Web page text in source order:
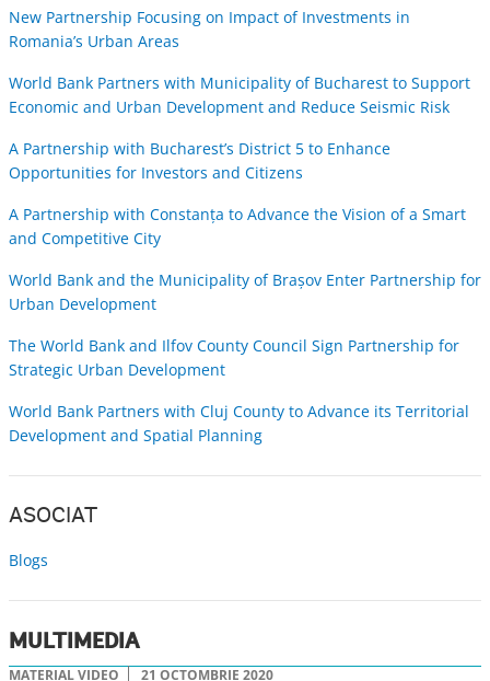
New Partnership Focusing on Impact of Investments in
Romania’s Urban Areas
World Bank Partners with Municipality of Bucharest to Support
Economic and Urban Development and Reduce Seismic Risk
A Partnership with Bucharest’s District 5 to Enhance
Opportunities for Investors and Citizens
A Partnership with Constanţa to Advance the Vision of a Smart
and Competitive City
World Bank and the Municipality of Braşov Enter Partnership for
Urban Development
The World Bank and Ilfov County Council Sign Partnership for
Strategic Urban Development
World Bank Partners with Cluj County to Advance its Territorial
Development and Spatial Planning
ASOCIAT
Blogs
MULTIMEDIA
MATERIAL VIDEO 21 OCTOMBRIE 2020